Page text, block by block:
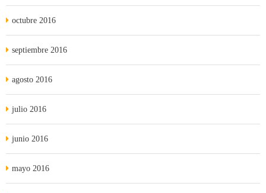
octubre 2016
septiembre 2016
agosto 2016
julio 2016
junio 2016
mayo 2016